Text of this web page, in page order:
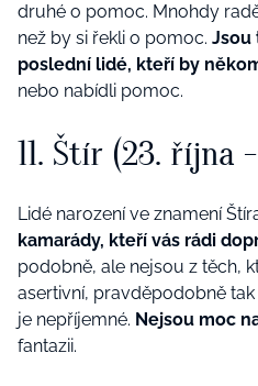
druhé o pomoc. Mnohdy
než by si řekli o pomoc. Jsou
poslední lidé, kteří by
nebo nabídli pomoc.
11. Štír (23. října
Lidé narození ve znamení
kamarády, kteří vás rádi
podobně, ale nejsou z těch,
asertivní, pravděpodobně
je nepříjemné. Nejsou moc
fantazii.